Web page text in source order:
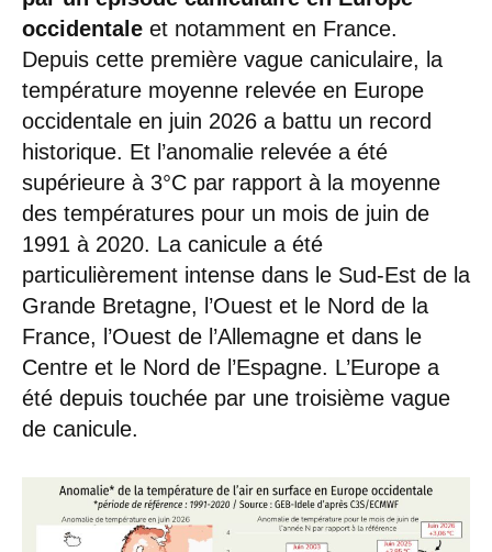
occidentale et notamment en France.
Depuis cette première vague caniculaire, la
température moyenne relevée en Europe
occidentale en juin 2026 a battu un record
historique. Et l’anomalie relevée a été
supérieure à 3°C par rapport à la moyenne
des températures pour un mois de juin de
1991 à 2020. La canicule a été
particulièrement intense dans le Sud-Est de la
Grande Bretagne, l’Ouest et le Nord de la
France, l’Ouest de l’Allemagne et dans le
Centre et le Nord de l’Espagne. L’Europe a
été depuis touchée par une troisième vague
de canicule.